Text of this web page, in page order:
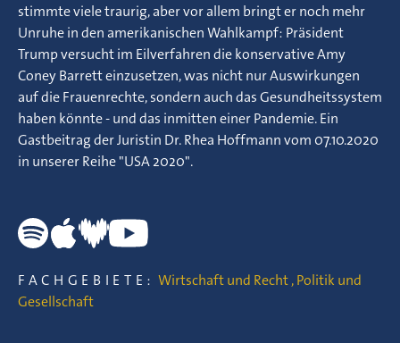
stimmte viele traurig, aber vor allem bringt er noch mehr
Unruhe in den amerikanischen Wahlkampf: Präsident
Trump versucht im Eilverfahren die konservative Amy
Coney Barrett einzusetzen, was nicht nur Auswirkungen
auf die Frauenrechte, sondern auch das Gesundheitssystem
haben könnte - und das inmitten einer Pandemie. Ein
Gastbeitrag der Juristin Dr. Rhea Hoffmann vom 07.10.2020
in unserer Reihe "USA 2020".
FACHGEBIETE: Wirtschaft und Recht,Politik und
Gesellschaft